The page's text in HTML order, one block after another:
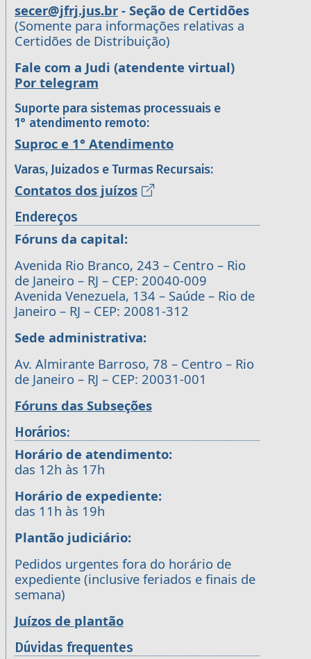
secer@jfrj.jus.br - Seção de Certidões
(Somente para informações relativas a
Certidões de Distribuição)
Fale com a Judi (atendente virtual)
Por telegram
Suporte para sistemas processuais e
1° atendimento remoto:
Suproc e 1° Atendimento
Varas, Juizados e Turmas Recursais:
Contatos dos juízos
Endereços
Fóruns da capital:
Avenida Rio Branco, 243 – Centro – Rio
de Janeiro – RJ – CEP: 20040-009
Avenida Venezuela, 134 – Saúde – Rio de
Janeiro – RJ – CEP: 20081-312
Sede administrativa:
Av. Almirante Barroso, 78 – Centro – Rio
de Janeiro – RJ – CEP: 20031-001
Fóruns das Subseções
Horários:
Horário de atendimento:
das 12h às 17h
Horário de expediente:
das 11h às 19h
Plantão judiciário:
Pedidos urgentes fora do horário de
expediente (inclusive feriados e finais de
semana)
Juízos de plantão
Dúvidas frequentes